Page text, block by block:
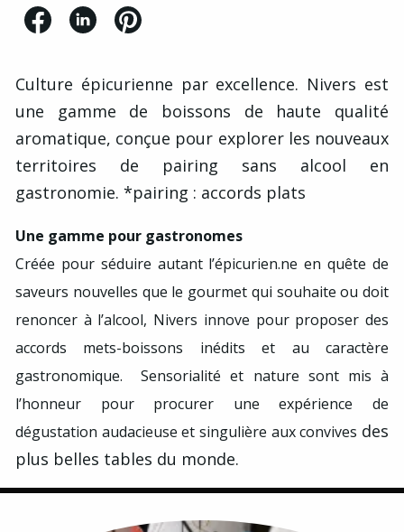
Culture épicurienne par excellence. Nivers est
une gamme de boissons de haute qualité
aromatique, conçue pour explorer les nouveaux
territoires de pairing sans alcool en
gastronomie. *pairing : accords plats
Une gamme pour gastronomes
Créée pour séduire autant l’épicurien.ne en quête de
saveurs nouvelles que le gourmet qui souhaite ou doit
renoncer à l’alcool, Nivers innove pour proposer des
accords mets-boissons inéditset au caractère
gastronomique.Sensorialité et nature sont mis à
l’honneur pour procurer une expérience de
dégustation audacieuse et singulière aux convives des
plus belles tables du monde.